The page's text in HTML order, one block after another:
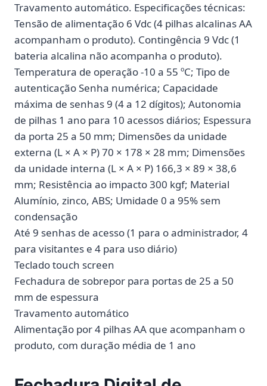
Travamento automático. Especificações técnicas:
Tensão de alimentação 6 Vdc (4 pilhas alcalinas AA
acompanham o produto). Contingência 9 Vdc (1
bateria alcalina não acompanha o produto).
Temperatura de operação -10 a 55 ºC; Tipo de
autenticação Senha numérica; Capacidade
máxima de senhas 9 (4 a 12 dígitos); Autonomia
de pilhas 1 ano para 10 acessos diários; Espessura
da porta 25 a 50 mm; Dimensões da unidade
externa (L × A × P) 70 × 178 × 28 mm; Dimensões
da unidade interna (L × A × P) 166,3 × 89 × 38,6
mm; Resistência ao impacto 300 kgf; Material
Alumínio, zinco, ABS; Umidade 0 a 95% sem
condensação
Até 9 senhas de acesso (1 para o administrador, 4
para visitantes e 4 para uso diário)
Teclado touch screen
Fechadura de sobrepor para portas de 25 a 50
mm de espessura
Travamento automático
Alimentação por 4 pilhas AA que acompanham o
produto, com duração média de 1 ano